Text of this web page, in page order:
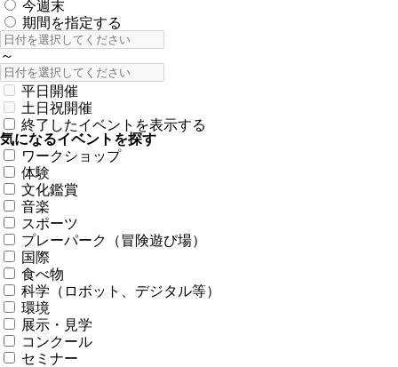
今週末
期間を指定する
～
平日開催
土日祝開催
終了したイベントを表示する
気になるイベントを探す
ワークショップ
体験
文化鑑賞
音楽
スポーツ
プレーパーク（冒険遊び場）
国際
食べ物
科学（ロボット、デジタル等）
環境
展示・見学
コンクール
セミナー